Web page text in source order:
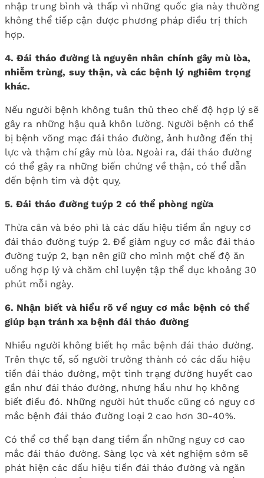
nhập trung bình và thấp vì những quốc gia này thường
không thể tiếp cận được phương pháp điều trị thích
hợp.
4. Đái tháo đường là nguyên nhân chính gây mù lòa,
nhiễm trùng, suy thận, và các bệnh lý nghiêm trọng
khác.
Nếu người bệnh không tuân thủ theo chế độ hợp lý sẽ
gây ra những hậu quả khôn lường. Người bệnh có thể
bị bệnh võng mạc đái tháo đường, ảnh hưởng đến thị
lực và thậm chí gây mù lòa. Ngoài ra, đái tháo đường
có thể gây ra những biến chứng về thận, có thể dẫn
đến bệnh tim và đột quỵ.
5. Đái tháo đường tuýp 2 có thể phòng ngừa
Thừa cân và béo phì là các dấu hiệu tiềm ẩn nguy cơ
đái tháo đường tuýp 2. Để giảm nguy cơ mắc đái tháo
đường tuýp 2, bạn nên giữ cho mình một chế độ ăn
uống hợp lý và chăm chỉ luyện tập thể dục khoảng 30
phút mỗi ngày.
6. Nhận biết và hiểu rõ về nguy cơ mắc bệnh có thể
giúp bạn tránh xa bệnh đái tháo đường
Nhiều người không biết họ mắc bệnh đái tháo đường.
Trên thực tế, số người trưởng thành có các dấu hiệu
tiền đái tháo đường, một tình trạng đường huyết cao
gần như đái tháo đường, nhưng hầu như họ không
biết điều đó. Những người hút thuốc cũng có nguy cơ
mắc bệnh đái tháo đường loại 2 cao hơn 30-40%.
Có thể cơ thể bạn đang tiềm ẩn những nguy cơ cao
mắc đái tháo đường. Sàng lọc và xét nghiệm sớm sẽ
phát hiện các dấu hiệu tiền đái tháo đường và ngăn